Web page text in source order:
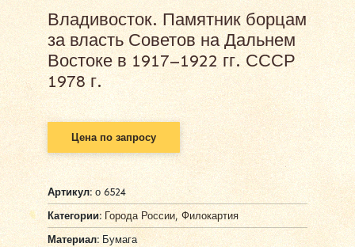
Владивосток. Памятник борцам
за власть Советов на Дальнем
Востоке в 1917–1922 гг. СССР
1978 г.
Цена по запросу
Артикул:о 6524
Категории: Города России,Филокартия
Материал: Бумага